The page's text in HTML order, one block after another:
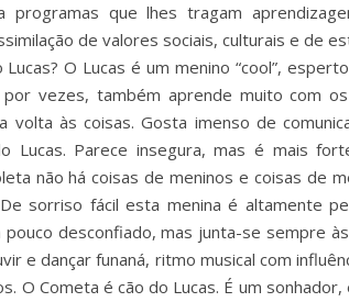
programas que lhes tragam
de valores sociais, culturais e de
O Lucas é um menino “cool”,
vezes, também aprende muito com
volta às coisas. Gosta imenso de
Lucas. Parece insegura, mas é mais
não há coisas de meninos e coisas de
sorriso fácil esta menina é altamente
pouco desconfiado, mas junta-se sempre
e dançar funaná, ritmo musical com
O Cometa é cão do Lucas. É um